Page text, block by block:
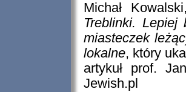
Michał
Treblinki. Lepiej
miasteczek
lokalne, który
artykuł prof.
Jewish.pl